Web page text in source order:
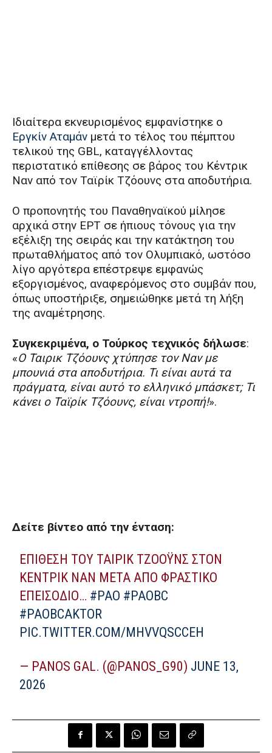
Ιδιαίτερα εκνευρισμένος εμφανίστηκε ο
Εργκίν Αταμάν μετά το τέλος του πέμπτου
τελικού της GBL, καταγγέλλοντας
περιστατικό επίθεσης σε βάρος του Κέντρικ
Ναν από τον Ταϊρίκ Τζόουνς στα αποδυτήρια.
Ο προπονητής του Παναθηναϊκού μίλησε
αρχικά στην ΕΡΤ σε ήπιους τόνους για την
εξέλιξη της σειράς και την κατάκτηση του
πρωταθλήματος από τον Ολυμπιακό, ωστόσο
λίγο αργότερα επέστρεψε εμφανώς
εξοργισμένος, αναφερόμενος στο συμβάν που,
όπως υποστήριξε, σημειώθηκε μετά τη λήξη
της αναμέτρησης.
Συγκεκριμένα, ο Τούρκος τεχνικός δήλωσε:
«Ο Ταιρικ Τζόουνς χτύπησε τον Ναν με
μπουνιά στα αποδυτήρια. Τι είναι αυτά τα
πράγματα, είναι αυτό το ελληνικό μπάσκετ; Τι
κάνει ο Ταϊρίκ Τζόουνς, είναι ντροπή!».
Δείτε βίντεο από την ένταση:
ΕΠΊΘΕΣΗ ΤΟΥ ΤΑΙΡΙΚ ΤΖΟΌΥΝΣ ΣΤΟΝ
ΚΕΝΤΡΙΚ ΝΑΝ ΜΕΤΆ ΑΠΌ ΦΡΑΣΤΙΚΌ
ΕΠΕΙΣΌΔΙΟ… #PAO #PAOBC
#PAOBCAKTOR
PIC.TWITTER.COM/MHVVQSCCEH
— PANOS GAL. (@PANOS_G90) JUNE 13,
2026